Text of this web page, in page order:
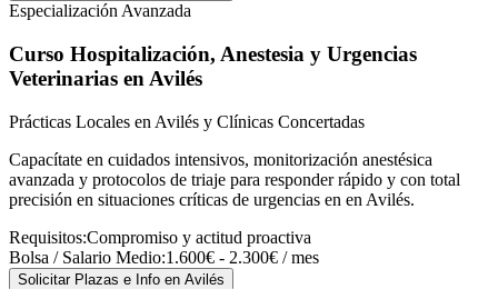
Especialización Avanzada
Curso Hospitalización, Anestesia y Urgencias
Veterinarias en Avilés
Prácticas Locales en Avilés y Clínicas Concertadas
Capacítate en cuidados intensivos, monitorización anestésica
avanzada y protocolos de triaje para responder rápido y con total
precisión en situaciones críticas de urgencias en en Avilés.
Requisitos:Compromiso y actitud proactiva
Bolsa / Salario Medio:1.600€ - 2.300€ / mes
Solicitar Plazas e Info en Avilés